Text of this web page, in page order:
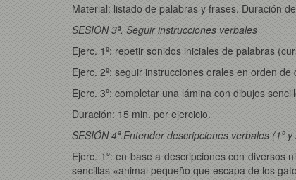
Material: listado de palabras y frases. Duración
SESIÓN 3ª. Seguir instrucciones verbales
Ejerc. 1º: repetir sonidos iniciales de palabras
Ejerc. 2º: seguir instrucciones orales en orden
Ejerc. 3º: completar una lámina con dibujos
Duración: 15 min. por ejercicio.
SESIÓN 4ª.Entender descripciones verbales (1º y
Ejerc. 1º: en base a descripciones con diversos
sencillas «animal pequeño que escapa de los